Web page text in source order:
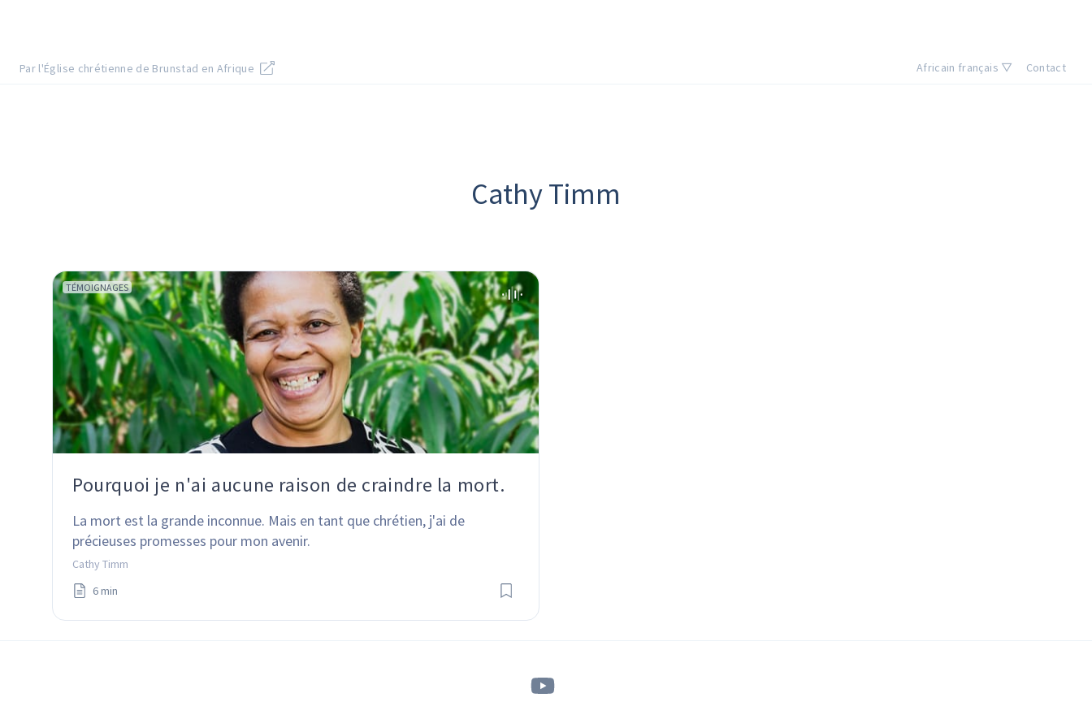
Par l'Église chrétienne de Brunstad en Afrique Africain français ▽ Contact
Cathy Timm
TÉMOIGNAGES
Pourquoi je n'ai aucune raison de craindre la mort.
La mort est la grande inconnue. Mais en tant que chrétien, j'ai de
précieuses promesses pour mon avenir.
Cathy Timm
6 min